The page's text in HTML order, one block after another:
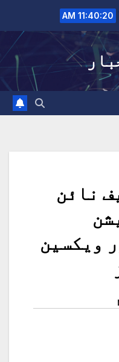
11:40:21 AM
نائن
ویکسین